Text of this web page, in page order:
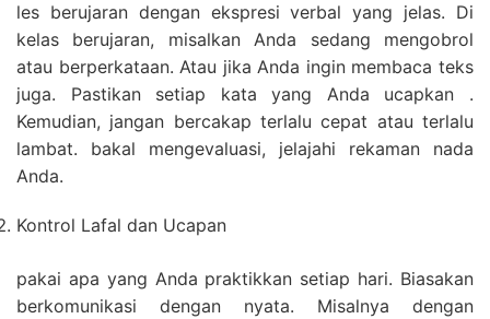
les berujaran dengan ekspresi verbal yang jelas. Di
kelas berujaran, misalkan Anda sedang mengobrol
atau berperkataan. Atau jika Anda ingin membaca teks
juga. Pastikan setiap kata yang Anda ucapkan .
Kemudian, jangan bercakap terlalu cepat atau terlalu
lambat. bakal mengevaluasi, jelajahi rekaman nada
Anda.
Kontrol Lafal dan Ucapan
pakai apa yang Anda praktikkan setiap hari. Biasakan
berkomunikasi dengan nyata. Misalnya dengan